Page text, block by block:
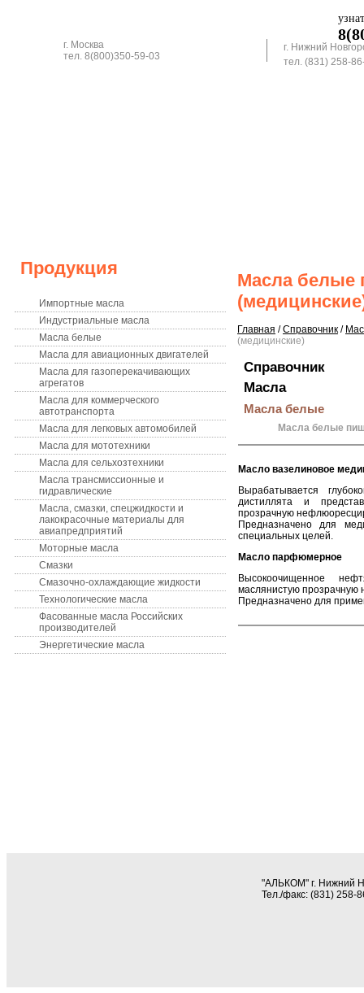
г. Москва
тел. 8(800)350-59-03
г. Нижний
тел. (831) 258-
Продукция
Импортные масла
Индустриальные масла
Масла белые
Масла для авиационных двигателей
Масла для газоперекачивающих
агрегатов
Масла для коммерческого
автотранспорта
Масла для легковых автомобилей
Масла для мототехники
Масла для сельхозтехники
Масла трансмиссионные и
гидравлические
Масла, смазки, спецжидкости и
лакокрасочные материалы для
авиапредприятий
Моторные масла
Смазки
Смазочно-охлаждающие жидкости
Технологические масла
Фасованные масла Российских
производителей
Энергетические масла
Масла белые
Главная /Справочник /
(медицинские)
Справочник
Масла
Масла белые
Масла белые
Масло вазелиновое
Вырабатывается
дистиллята и
прозрачную
Предназначено для
специальных целей.
Масло парфюмерное
Высокоочищенное
маслянистую
Предназначено для
"АЛЬКОМ" г. Нижний
Тел./факс: (831) 258-